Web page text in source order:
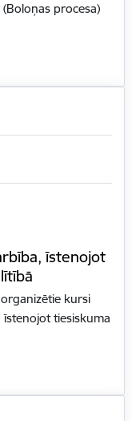
procesa)
īstenojot
kursi
īstenojot tiesiskuma